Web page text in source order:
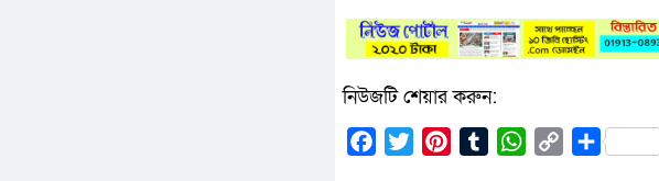
নিউজটি শেয়ার করুন:
Facebook
Twitter PinterestTumblrWhatsApp
CopyShare